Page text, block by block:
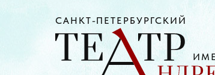
САНКТ-ПЕТЕРБУРГСКИЙ